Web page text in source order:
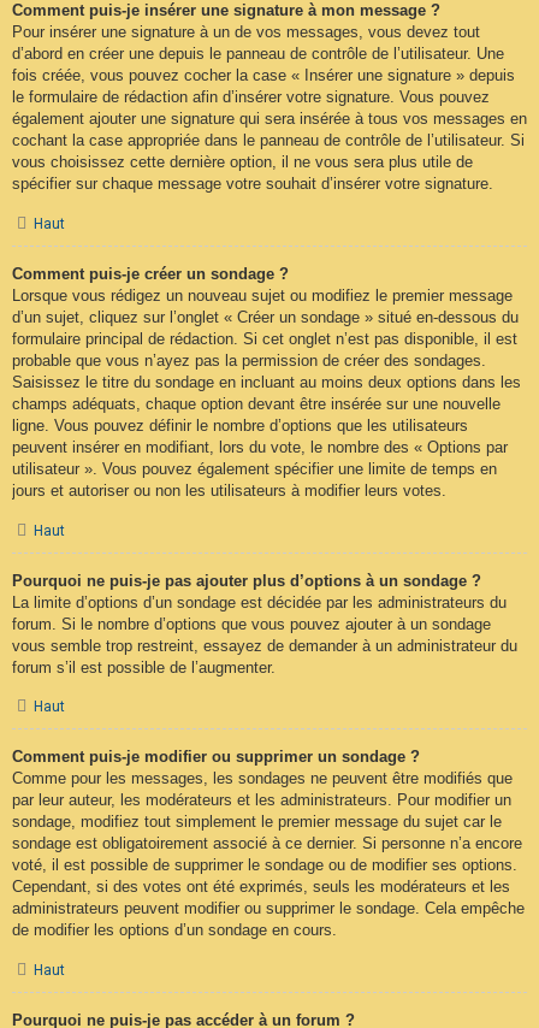
Comment puis-je insérer une signature à mon message ?
Pour insérer une signature à un de vos messages, vous devez tout
d’abord en créer une depuis le panneau de contrôle de l’utilisateur. Une
fois créée, vous pouvez cocher la case « Insérer une signature » depuis
le formulaire de rédaction afin d’insérer votre signature. Vous pouvez
également ajouter une signature qui sera insérée à tous vos messages en
cochant la case appropriée dans le panneau de contrôle de l’utilisateur. Si
vous choisissez cette dernière option, il ne vous sera plus utile de
spécifier sur chaque message votre souhait d’insérer votre signature.
Haut
Comment puis-je créer un sondage ?
Lorsque vous rédigez un nouveau sujet ou modifiez le premier message
d’un sujet, cliquez sur l’onglet « Créer un sondage » situé en-dessous du
formulaire principal de rédaction. Si cet onglet n’est pas disponible, il est
probable que vous n’ayez pas la permission de créer des sondages.
Saisissez le titre du sondage en incluant au moins deux options dans les
champs adéquats, chaque option devant être insérée sur une nouvelle
ligne. Vous pouvez définir le nombre d’options que les utilisateurs
peuvent insérer en modifiant, lors du vote, le nombre des « Options par
utilisateur ». Vous pouvez également spécifier une limite de temps en
jours et autoriser ou non les utilisateurs à modifier leurs votes.
Haut
Pourquoi ne puis-je pas ajouter plus d’options à un sondage ?
La limite d’options d’un sondage est décidée par les administrateurs du
forum. Si le nombre d’options que vous pouvez ajouter à un sondage
vous semble trop restreint, essayez de demander à un administrateur du
forum s’il est possible de l’augmenter.
Haut
Comment puis-je modifier ou supprimer un sondage ?
Comme pour les messages, les sondages ne peuvent être modifiés que
par leur auteur, les modérateurs et les administrateurs. Pour modifier un
sondage, modifiez tout simplement le premier message du sujet car le
sondage est obligatoirement associé à ce dernier. Si personne n’a encore
voté, il est possible de supprimer le sondage ou de modifier ses options.
Cependant, si des votes ont été exprimés, seuls les modérateurs et les
administrateurs peuvent modifier ou supprimer le sondage. Cela empêche
de modifier les options d’un sondage en cours.
Haut
Pourquoi ne puis-je pas accéder à un forum ?